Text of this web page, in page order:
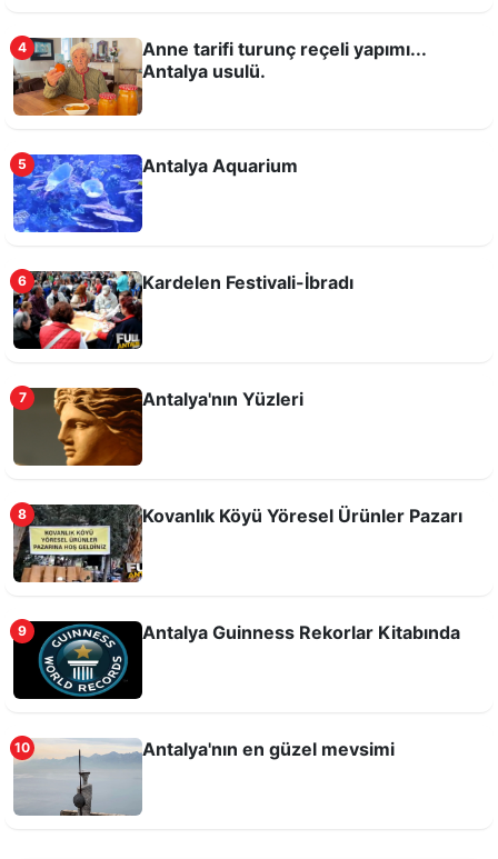
4
Anne tarifi turunç reçeli yapımı...
Antalya usulü.
5 Antalya Aquarium
6 Kardelen Festivali-İbradı
7 Antalya'nın Yüzleri
8 Kovanlık Köyü Yöresel Ürünler Pazarı
9 Antalya Guinness Rekorlar Kitabında
10 Antalya'nın en güzel mevsimi